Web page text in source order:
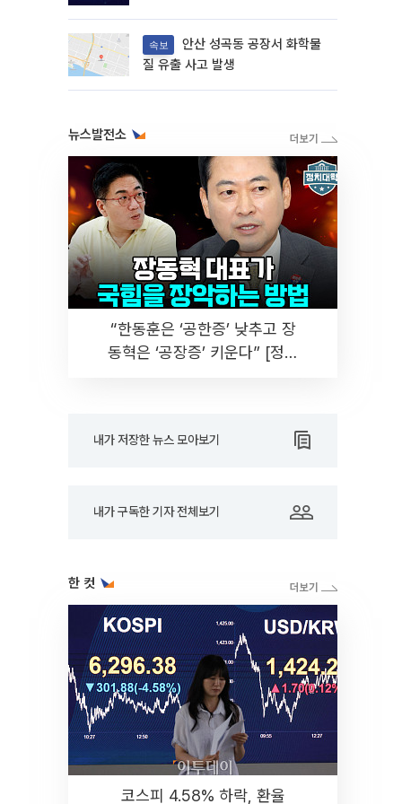
속보
질 유출 사고 발생
뉴스발전소
“한동훈은 ‘공한증’ 낮추고 장
동혁은 ‘공장증’ 키운다” [정치
내가 저장한 뉴스 모아보기
내가 구독한 기자 전체보기
한 컷
코스피 4.58% 하락, 환율